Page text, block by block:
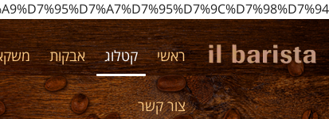
ראשי קטלוג אבקות
צור קשר